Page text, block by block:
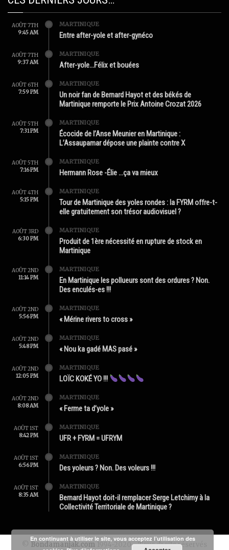
AOÛT 7TH
9:45 AM
MARTINIQUE
Entre after-yole et after-gynéco
AOÛT 7TH
9:37 AM
MARTINIQUE
After-yole…Félix et bouées
AOÛT 6TH
7:59 PM
MARTINIQUE
Un noir fan de Bernard Hayot et des békés de
Martinique remporte le Prix Antoine Crozat 2026
AOÛT 5TH
7:31 PM
MARTINIQUE
Écocide de l’Anse Meunier en Martinique :
L’Assaupamar dépose une plainte contre X
AOÛT 5TH
7:16 PM
MARTINIQUE
Hermann Rose -Élie …ça va mieux
AOÛT 4TH
5:15 PM
MARTINIQUE
Tour de Martinique des yoles rondes : la FYRM offre-t-
elle gratuitement son trésor audiovisuel ?
AOÛT 3RD
6:30 PM
MARTINIQUE
Produit de 1ère nécessité en rupture de stock en
Martinique
AOÛT 2ND
11:14 PM
MARTINIQUE
En Martinique les pollueurs sont des ordures ? Non.
Des enculés-es !!!
AOÛT 2ND
5:56 PM
MARTINIQUE
« Mérine rivers to cross »
AOÛT 2ND
5:48 PM
MARTINIQUE
« Nou ka gadé MAS pasé »
AOÛT 2ND
12:05 PM
MARTINIQUE
LOÏC KOKÉ YO !!!
AOÛT 2ND
8:08 AM
MARTINIQUE
« Ferme ta d’yole »
AOÛT 1ST
8:42 PM
MARTINIQUE
UFR + FYRM = UFRYM
AOÛT 1ST
6:56 PM
MARTINIQUE
Des yoleurs ? Non. Des voleurs !!!
AOÛT 1ST
8:35 AM
MARTINIQUE
Bernard Hayot doit-il remplacer Serge Letchimy à la
Collectivité Territoriale de Martinique ?
Bondamanjak.com 1994-2020 - Tous droits réservés
En continuant à utiliser le site, vous acceptez l’utilisation des